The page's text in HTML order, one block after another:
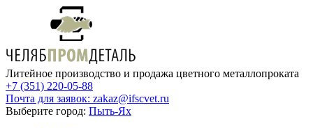
Литейное производство и продажа цветного металлопроката
+7 (351) 220-05-88
Почта для заявок: zakaz@ifscvet.ru
Выберите город: Пыть-Ях